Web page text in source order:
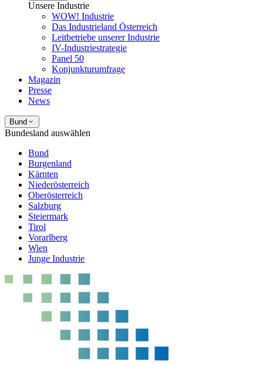
Unsere Industrie
WOW! Industrie
Das Industrieland Österreich
Leitbetriebe unserer Industrie
IV-Industriestrategie
Panel 50
Konjunkturumfrage
Magazin
Presse
News
Bund
Bundesland auswählen
Bund
Burgenland
Kärnten
Niederösterreich
Oberösterreich
Salzburg
Steiermark
Tirol
Vorarlberg
Wien
Junge Industrie